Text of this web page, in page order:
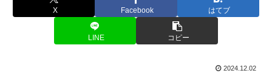
X Facebook はてブ
LINE コピー
2024.12.02